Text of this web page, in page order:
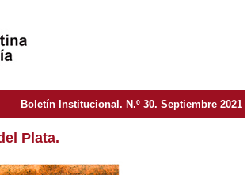
Boletín Institucional. N.º 30. Septiembre 2021
Plata.